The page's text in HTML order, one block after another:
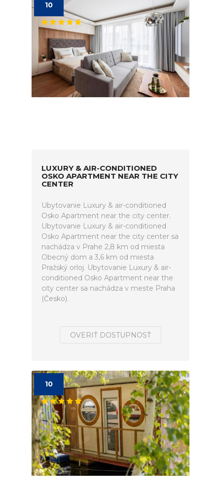
10
LUXURY & AIR-CONDITIONED
OSKO APARTMENT NEAR THE CITY
CENTER
Ubytovanie Luxury & air-conditioned
Osko Apartment near the city center.
Ubytovanie Luxury & air-conditioned
Osko Apartment near the city center sa
nachádza v Prahe 2,8 km od miesta
Obecný dom a 3,6 km od miesta
Pražský orloj. Ubytovanie Luxury & air-
conditioned Osko Apartment near the
city center sa nachádza v meste Praha
(Česko).
OVERIŤ DOSTUPNOSŤ
10